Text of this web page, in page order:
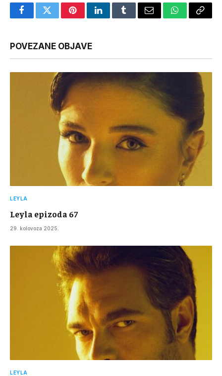
FacebookTwitterPinterestLinkedInTumblrEmail WhatsApp
Copy
POVEZANE OBJAVE
LEYLA
Leyla epizoda 67
29. kolovoza 2025.
LEYLA